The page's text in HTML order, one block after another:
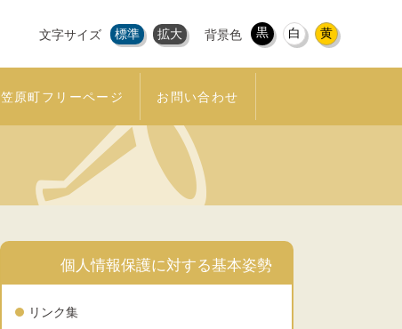
文字サイズ 標準 拡大 背景色 黒 白 黄
笠原町フリーページ お問い合わせ
個人情報保護に対する基本姿勢
リンク集